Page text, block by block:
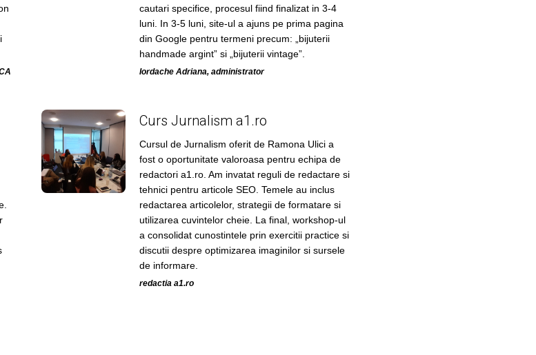
cautari specifice, procesul fiind finalizat in 3-4
luni. In 3-5 luni, site-ul a ajuns pe prima pagina
din Google pentru termeni precum: „bijuterii
handmade argint” si „bijuterii vintage”.
Iordache Adriana, administrator
Curs Jurnalism a1.ro
Cursul de Jurnalism oferit de Ramona Ulici a
fost o oportunitate valoroasa pentru echipa de
redactori a1.ro. Am invatat reguli de redactare si
tehnici pentru articole SEO. Temele au inclus
redactarea articolelor, strategii de formatare si
utilizarea cuvintelor cheie. La final, workshop-ul
a consolidat cunostintele prin exercitii practice si
discutii despre optimizarea imaginilor si sursele
de informare.
redactia a1.ro